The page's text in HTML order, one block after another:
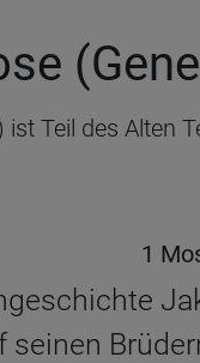
ist Teil des Alten
1
seinen